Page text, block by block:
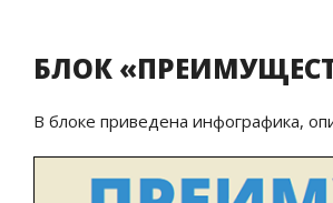
БЛОК
В блоке приведена инфографика,